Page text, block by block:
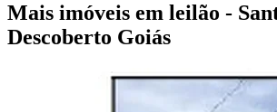
Mais imóveis em leilão -
Descoberto Goiás